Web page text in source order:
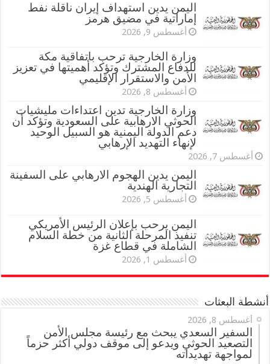
اليمن يدين استهداف إيران ناقلة نفط
إماراتية في مضيق هرمز
أغسطس 9, 2026
وزارة الخارجية ترحب باتفاقية مكة
للدفاع المشترك وتؤكد أهميتها في تعزيز
الأمن والاستقرار الإقليمي
أغسطس 8, 2026
وزارة الخارجية تدين اعتداءات مليشيات
الحوثي الارهابية على السعودية وتؤكد أن
دعم الدولة اليمنية هو السبيل الوحيد
لإنهاء التهديد الإرهابي
أغسطس 7, 2026
اليمن يدين الهجوم الارهابي على السفينة
التجارية الهندية
أغسطس 5, 2026
اليمن يرحب بإعلان الرئيس الأمريكي
تنفيذ المرحلة الثانية من خطة السلام
الشاملة في قطاع غزة
أغسطس 1, 2026
أنشطة البعثات
أغسطس 8, 2026
السفير السعدي يبحث مع رئيسة مجلس الأمن
التصعيد الحوثي ويدعو إلى موقف دولي أكثر حزماً
لمواجهة تهديداته